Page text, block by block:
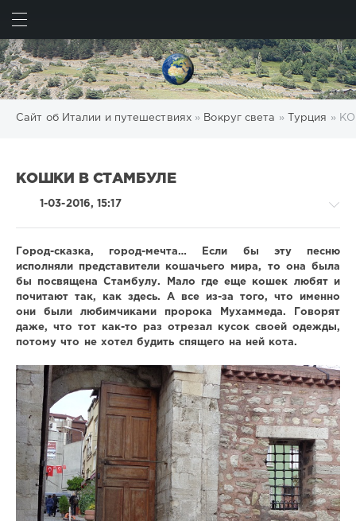
Сайт об Италии и путешествиях » Вокруг света » Турция »
КОШКИ В СТАМБУЛЕ
1-03-2016, 15:17
света
1
310
0
кошки
и КО
Стамбул
Город-сказка, город-мечта… Если бы эту песню
исполняли представители кошачьего мира, то она была
бы посвящена Стамбулу. Мало где еще кошек любят и
почитают так, как здесь. А все из-за того, что именно
они были любимчиками пророка Мухаммеда. Говорят
даже, что тот как-то раз отрезал кусок своей одежды,
потому что не хотел будить спящего на ней кота.